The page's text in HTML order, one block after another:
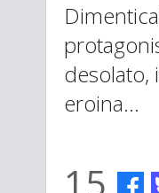
desolato,
eroina…